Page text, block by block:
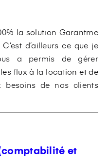
la solution Garantme
d’ailleurs ce que je
a permis de gérer
flux à la location et de
besoins de nos clients
et